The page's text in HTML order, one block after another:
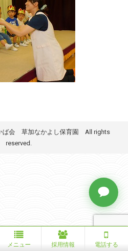
ば会 草加なかよし保育園 All rights
reserved.
メニュー 採用情報 電話する